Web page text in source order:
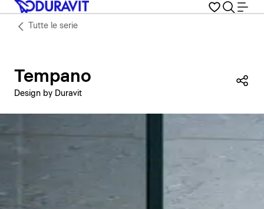
Tutte le serie
Tempano
Design by Duravit